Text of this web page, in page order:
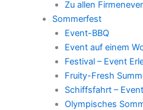
Zu allen
Sommerfest
Event-BBQ
Event auf einem
Festival – Event
Fruity-Fresh
Schiffsfahrt –
Olympisches